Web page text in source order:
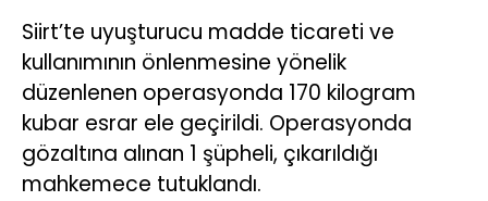
Siirt’te uyuşturucu madde ticareti ve
kullanımının önlenmesine yönelik
düzenlenen operasyonda 170 kilogram
kubar esrar ele geçirildi. Operasyonda
gözaltına alınan 1 şüpheli, çıkarıldığı
mahkemece tutuklandı.